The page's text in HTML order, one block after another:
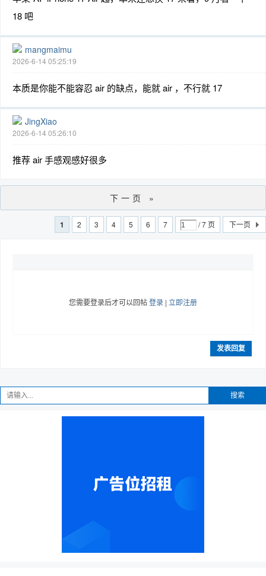
18 吧
mangmaimu
2026-6-14 05:25:19
本质是你能不能容忍 air 的缺点，能就 air ，不行就 17
JingXiao
2026-6-14 05:26:10
推荐 air 手感观感好很多
下一页 »
1 2 3 4 5 6 7 / 7 页 下一页
您需要登录后才可以回帖登录 | 立即注册
发表回复
搜索